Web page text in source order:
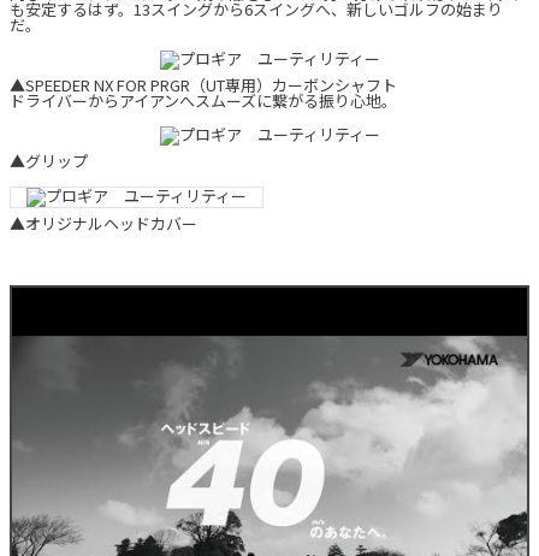
も安定するはず。13スイングから6スイングへ、新しいゴルフの始まり
だ。
▲SPEEDER NX FOR PRGR（UT専用）カーボンシャフト
ドライバーからアイアンへスムーズに繋がる振り心地。
▲グリップ
▲オリジナルヘッドカバー